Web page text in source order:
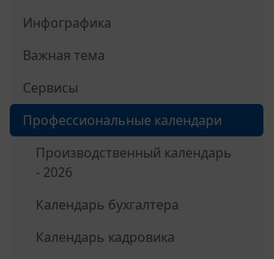
Инфографика
Важная тема
Сервисы
Профессиональные календари
Производственный календарь
- 2026
Календарь бухгалтера
Календарь кадровика